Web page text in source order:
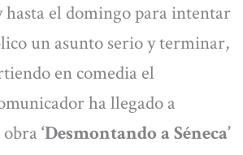
hasta el domingo para intentar
un asunto serio y terminar,
en comedia el
ha llegado a
‘Desmontando a Séneca’